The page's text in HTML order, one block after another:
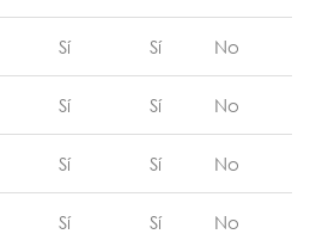
Sí Sí No
Sí Sí No
Sí Sí No
Sí Sí No